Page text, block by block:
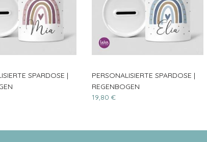
SPARDOSE |
PERSONALISIERTE SPARDOSE |
REGENBOGEN
19,80 €